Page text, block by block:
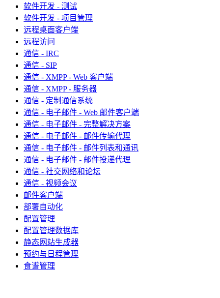
软件开发 - 测试
软件开发 - 项目管理
远程桌面客户端
远程访问
通信 - IRC
通信 - SIP
通信 - XMPP - Web 客户端
通信 - XMPP - 服务器
通信 - 定制通信系统
通信 - 电子邮件 - Web 邮件客户端
通信 - 电子邮件 - 完整解决方案
通信 - 电子邮件 - 邮件传输代理
通信 - 电子邮件 - 邮件列表和通讯
通信 - 电子邮件 - 邮件投递代理
通信 - 社交网络和论坛
通信 - 视频会议
邮件客户端
部署自动化
配置管理
配置管理数据库
静态网站生成器
预约与日程管理
食谱管理